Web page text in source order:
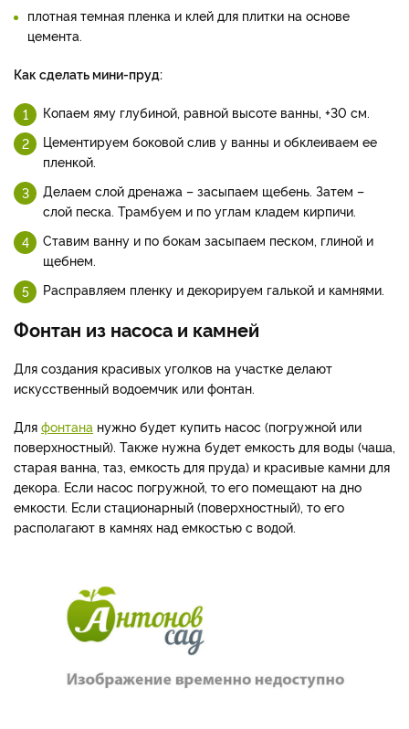
плотная темная пленка и клей для плитки на основе
цемента.
Как сделать мини-пруд:
Копаем яму глубиной, равной высоте ванны, +30 см.
Цементируем боковой слив у ванны и обклеиваем ее
пленкой.
Делаем слой дренажа – засыпаем щебень. Затем –
слой песка. Трамбуем и по углам кладем кирпичи.
Ставим ванну и по бокам засыпаем песком, глиной и
щебнем.
Расправляем пленку и декорируем галькой и камнями.
Фонтан из насоса и камней
Для создания красивых уголков на участке делают
искусственный водоемчик или фонтан.
Для фонтана нужно будет купить насос (погружной или
поверхностный). Также нужна будет емкость для воды (чаша,
старая ванна, таз, емкость для пруда) и красивые камни для
декора. Если насос погружной, то его помещают на дно
емкости. Если стационарный (поверхностный), то его
располагают в камнях над емкостью с водой.